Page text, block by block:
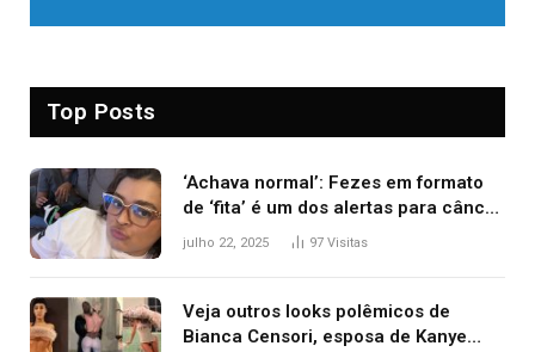
Top Posts
‘Achava normal’: Fezes em formato
de ‘fita’ é um dos alertas para câncer
colorretal; relembre fala de Preta Gil
julho 22, 2025 97 Visitas
Veja outros looks polêmicos de
Bianca Censori, esposa de Kanye